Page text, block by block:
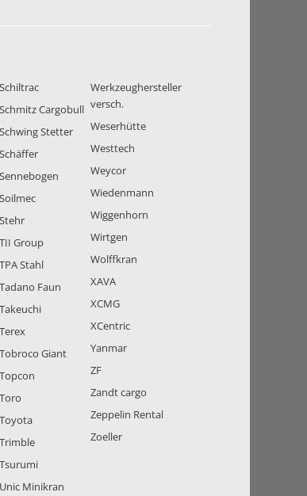
Schiltrac
Schmitz Cargobull
Schwing Stetter
Schäffer
Sennebogen
Soilmec
Stehr
TII Group
TPA Stahl
Tadano Faun
Takeuchi
Terex
Tobroco Giant
Topcon
Toro
Toyota
Trimble
Tsurumi
Unic Minikran
Werkzeughersteller
versch.
Weserhütte
Westtech
Weycor
Wiedenmann
Wiggenhorn
Wirtgen
Wolffkran
XAVA
XCMG
XCentric
Yanmar
ZF
Zandt cargo
Zeppelin Rental
Zoeller